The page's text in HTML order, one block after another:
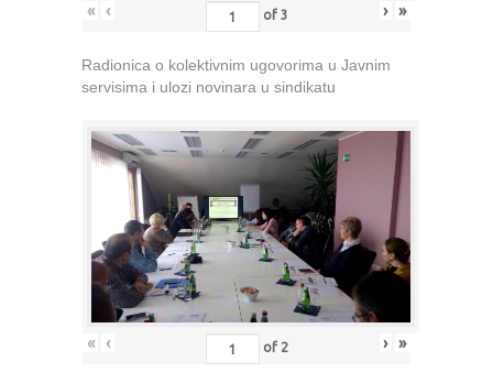
« ‹ of 3 › »
Radionica o kolektivnim ugovorima u Javnim
servisima i ulozi novinara u sindikatu
« ‹ of 2 › »